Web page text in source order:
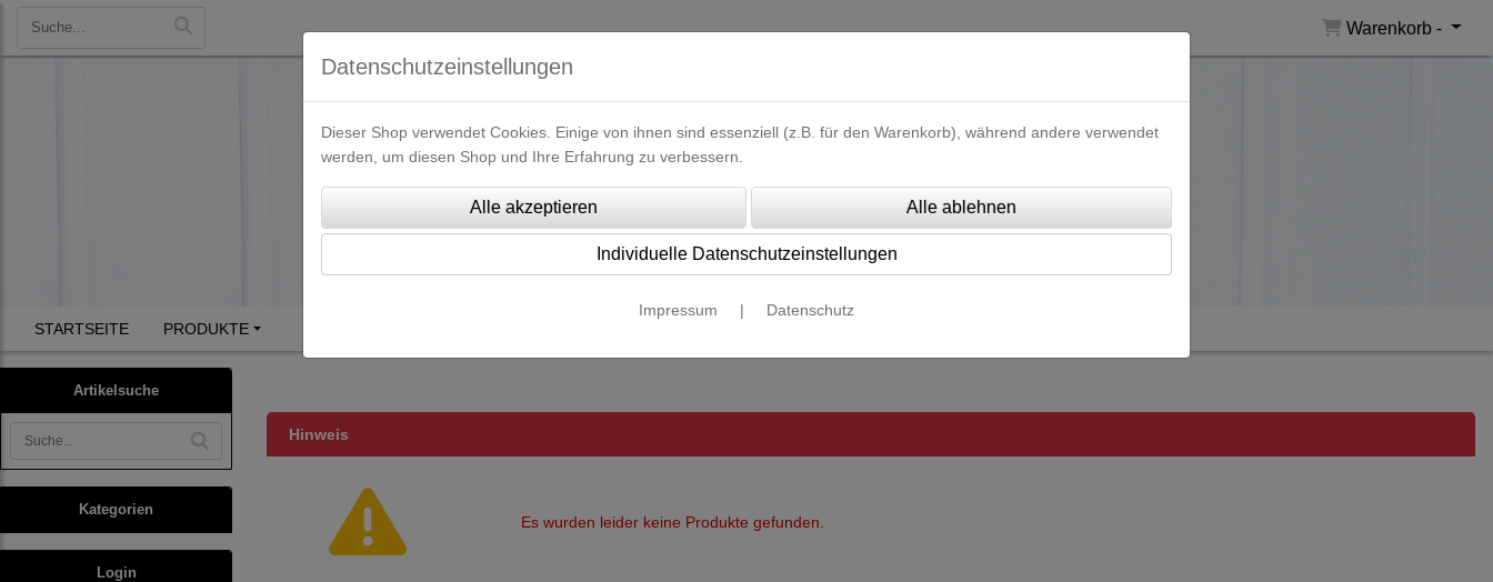
Warenkorb -
STARTSEITE PRODUKTE
Artikelsuche
Kategorien
Login
Hinweis
Es wurden leider keine Produkte gefunden.
Datenschutzeinstellungen
Dieser Shop verwendet Cookies. Einige von ihnen sind essenziell (z.B. für den Warenkorb), während andere verwendet
werden, um diesen Shop und Ihre Erfahrung zu verbessern.
Individuelle Datenschutzeinstellungen
Impressum | Datenschutz